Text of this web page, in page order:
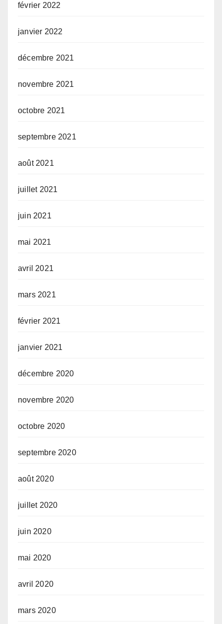
février 2022
janvier 2022
décembre 2021
novembre 2021
octobre 2021
septembre 2021
août 2021
juillet 2021
juin 2021
mai 2021
avril 2021
mars 2021
février 2021
janvier 2021
décembre 2020
novembre 2020
octobre 2020
septembre 2020
août 2020
juillet 2020
juin 2020
mai 2020
avril 2020
mars 2020